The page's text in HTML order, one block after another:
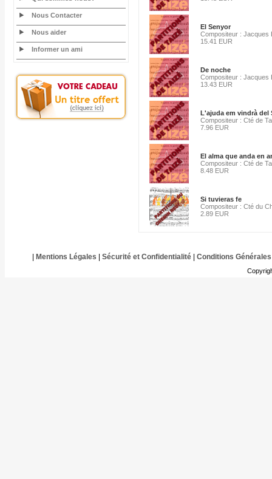
Nous Contacter
Nous aider
Informer un ami
El Senyor
Compositeur : Jacques
15.41 EUR
De noche
Compositeur : Jacques
13.43 EUR
L'ajuda em vindrà del
Compositeur : Cté de
7.96 EUR
El alma que anda en
Compositeur : Cté de
8.48 EUR
Si tuvieras fe
Compositeur : Cté du
2.89 EUR
Mentions Légales Sécurité et Confidentialité| Conditions Générales